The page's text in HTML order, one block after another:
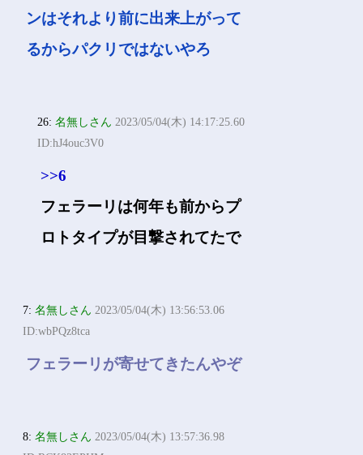
ンはそれより前に出来上がって
るからパクリではないやろ
26:名無しさん 2023/05/04(木) 14:17:25.60
ID:hJ4ouc3V0
>>6
フェラーリは何年も前からプ
ロトタイプが目撃されてたで
7:名無しさん 2023/05/04(木) 13:56:53.06
ID:wbPQz8tca
フェラーリが寄せてきたんやぞ
8:名無しさん 2023/05/04(木) 13:57:36.98